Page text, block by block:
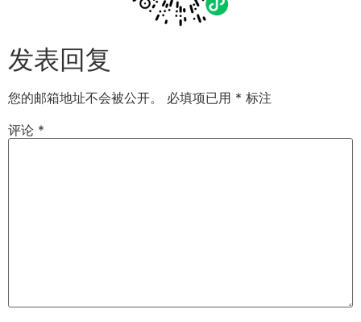
发表回复
您的邮箱地址不会被公开。 必填项已用 * 标注
评论 *